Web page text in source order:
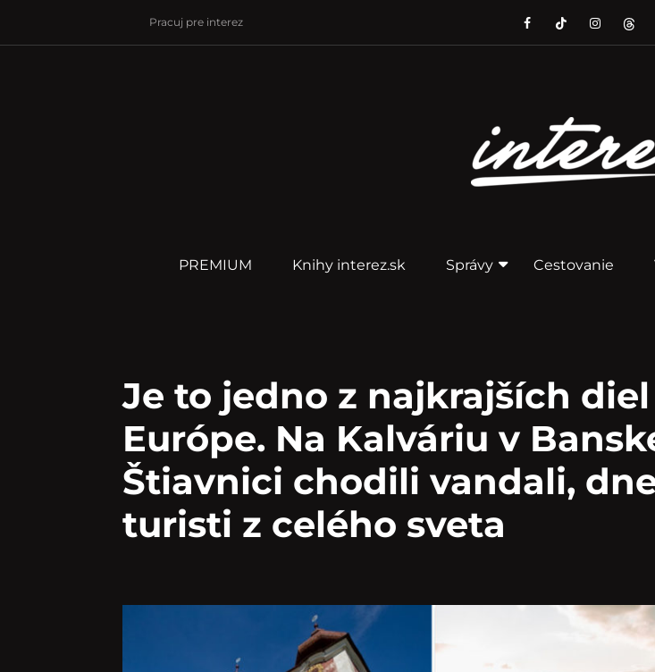
Pracuj pre interez
PREMIUM Knihy interez.sk Správy Cestovanie
Je to jedno z najkrajších
Európe. Na Kalváriu v
Štiavnici chodili vandali,
turisti z celého sveta